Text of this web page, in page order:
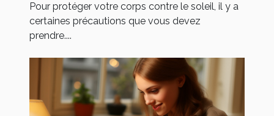
Pour protéger votre corps contre le soleil, il y a
certaines précautions que vous devez
prendre....